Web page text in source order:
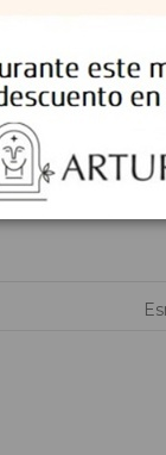
centro de la
que en el
Base Coat para
capa a lo